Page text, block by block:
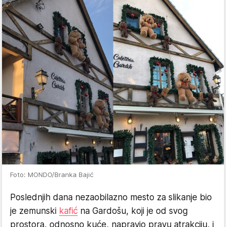
Foto: MONDO/Branka Bajić
Poslednjih dana nezaobilazno mesto za slikanje bio
je zemunski kafić na Gardošu, koji je od svog
prostora, odnosno kuće, napravio pravu atrakciju, i